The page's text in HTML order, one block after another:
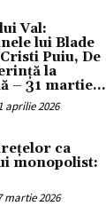
Val:
lui Blade
Puiu, De
la
– 31 martie...
aprilie 2026
ca
monopolist:
martie 2026